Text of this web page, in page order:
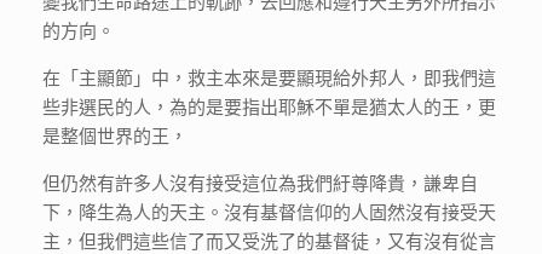
的方向。
在「主顯節」中，救主本來是要顯現給外邦人，即我們這
些非選民的人，為的是要指出耶穌不單是猶太人的王，更
是整個世界的王，
但仍然有許多人沒有接受這位為我們紆尊降貴，謙卑自
下，降生為人的天主。沒有基督信仰的人固然沒有接受天
主，但我們這些信了而又受洗了的基督徒，又有沒有從言